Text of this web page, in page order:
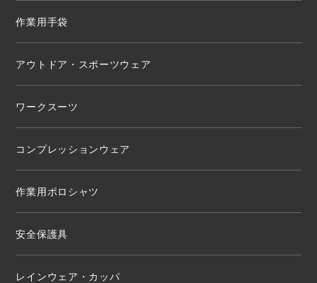
作業用手袋
アウトドア・スポーツウェア
ワークスーツ
コンプレッションウェア
作業用ポロシャツ
安全保護具
レインウェア・カッパ